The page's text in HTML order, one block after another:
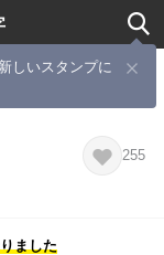
しいスタンプに
敬語ふきだし
255
ました